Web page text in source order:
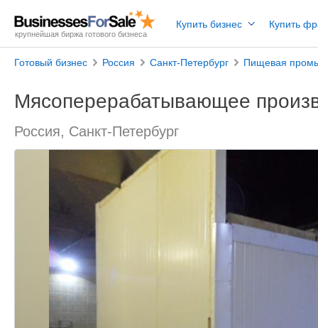
крупнейшая биржа готового бизнеса
Купить бизнес Купить
Готовый бизнес Россия Санкт-Петербург Пищевая
Мясоперерабатывающее
Россия, Санкт-Петербург